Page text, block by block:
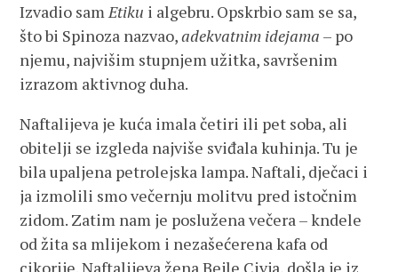
Izvadio samEtiku i algebru. Opskrbio sam se sa,
što bi Spinoza nazvao,adekvatnim idejama – po
njemu, najvišim stupnjem užitka, savršenim
izrazom aktivnog duha.
Naftalijeva je kuća imala četiri ili pet soba, ali
obitelji se izgleda najviše sviđala kuhinja. Tu je
bila upaljena petrolejska lampa. Naftali, dječaci i
ja izmolili smo večernju molitvu pred istočnim
zidom. Zatim nam je poslužena večera – kndele
od žita sa mlijekom i nezašećerena kafa od
cikorije. Naftalijeva žena Bejle Civja, došla je iz